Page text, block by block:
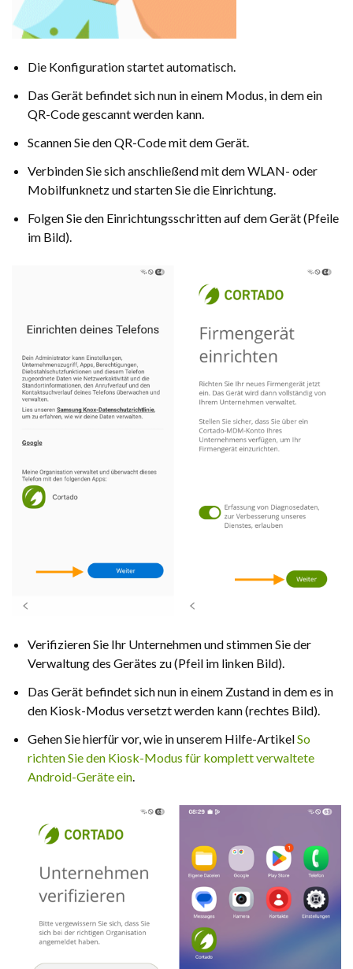
Die Konfiguration startet automatisch.
Das Gerät befindet sich nun in einem Modus, in dem ein
QR-Code gescannt werden kann.
Scannen Sie den QR-Code mit dem Gerät.
Verbinden Sie sich anschließend mit dem WLAN- oder
Mobilfunknetz und starten Sie die Einrichtung.
Folgen Sie den Einrichtungsschritten auf dem Gerät (Pfeile
im Bild).
Verifizieren Sie Ihr Unternehmen und stimmen Sie der
Verwaltung des Gerätes zu (Pfeil im linken Bild).
Das Gerät befindet sich nun in einem Zustand in dem es in
den Kiosk-Modus versetzt werden kann (rechtes Bild).
Gehen Sie hierfür vor, wie in unserem Hilfe-ArtikelSo
richten Sie den Kiosk-Modus für komplett verwaltete
Android-Geräte ein.